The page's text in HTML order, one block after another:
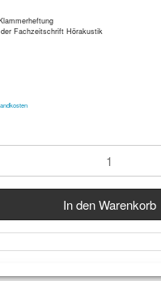
Fachzeitschrift Hörakustik